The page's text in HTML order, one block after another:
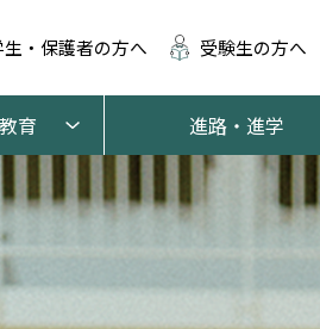
生・保護者の方へ 受験生の方へ
育 進路・進学